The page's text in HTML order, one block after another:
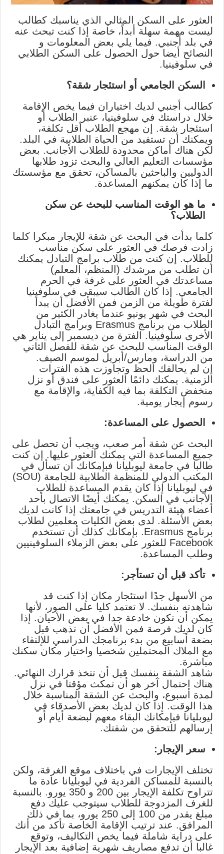
العثور على السكن المثالي الذي يناسبك كطالب
ليست مهمة سهلة أبداً، خاصة إذا كنت تبحث عنه
في بلد أجنبي. فيما يلي بعض المعلومات و
النصائح أيضا حول الحصول على السكن الطلابي
في سلوفينيا.
السكن الجامعي أو استئجار شقة؟
كطالب أجنبي لديك اختياران فيما يخص الإقامة
خلال دراستك في سلوفينيا، عنبر الطلاب أو
استئجار شقة. إن مهجع الطلاب أقل تكلفة،
ويمكنك أن تستفيد من الحياة الطلابية في البلد.
لكن هناك أماكن محدودة للطلاب الأجانب. بعض
مؤسسات التعليم العالي والبحث تزود طلابها
الدوليين والباحثين بالمساكن، تحقق مع مؤسستك
ما إذا كان يمكنهم المساعدة.
ما هو الوقت المناسب للبحث عن سكن
الطلاب؟
كلما بدأت في البحث عن شقة للإيجار مبكرا كلما
زادت فرصك في العثور على سكن مناسب
للطلاب. إن كنت من طلاب برامج التبادل يمكنك
أن تطلب من مرشدك (المنظم، المعلم)
مساعدتك في العثور على غرفة في الحرم
الجامعي. إذا كان الطالب سيبقى في سلوفينيا
لفترة طويلة من الزمن فمن الأفضل أن يبدأ
البحث في شهر يونيو عندما يغادر الكثير من
الطلاب من برنامج Erasmus وبرامج التبادل
الأخرى سلوفينيا. الفترة من ديسمبر إلى يناير هي
الوقت المناسب للبحث عن شقة للفصل الثاني
من الدراسة، ومارس/أبريل لموسم الصيف.
إن لم يحالفك الحظ وتجاوزت هذه الفترات
الزمنية. يمكنك دائمًا العثور على فندق أو نزل
منخفض التكلفة بما فيه الكفاية، والإقامة مع
رسوم إيجار يومية.
الحصول على المساعدة:
البحث عن شقة أمر صعب، ويجب أن تحصل على
جميع المساعدة التي يمكنك العثور عليها. إن كنت
طالبا في جامعة ليوبليانا فبإمكانك أن تسأل في
المكتب الدولي للمنظمة الطلابية للجامعة (SOU)
في ليوبليانا إذا كان يقدم المساعدة للطلاب
الأجانب في السكن. يمكنك أيضًا الاتصال بأحد
أعضاء هيئة التدريس في جامعتك إذا كانت لديك
بعض الأسئلة. لدى بعض الكليات معلمين لطلاب
برنامج Erasmus. بإمكانك كذلك أن تستخدم
Facebook للعثور على بعض الزملاء السلوفينيين
وطلب المساعدة.
تأكد قبل أن تستأجر:
من الأسهل جدًا استئجار مكان إذا كنت قد
شاهدته بنفسك. لا تعتمد كليا على الصور، لأنها
يمكن أن تكون خادعة جدا في بعض الأحيان. إذا
كان لديك فرصة فمن الأفضل أن تذهب قبل
بضعة أسابيع من بدء برنامجك الدراسي للإلتقاء
مع الملاك المحتملين شخصيا واختيار مكان سكنك
مباشرة.
شاهد الشقة بنفسك قبل أن تتخذ قرارك النهائي.
هناك احتمال آخر هو أن تمكث مؤقتا في نزل
لمدة أسبوع، والبحث عن الشقة المناسبة خلال
هذا الوقت. إذا كان لديك بعض الأصدقاء في
ليوبليانا فبإمكانك البقاء معهم لبضعة أيام أو
إرسالهم للتحقق من شقتك.
سعر الإيجار:
تختلف الإيجارات في باختلاف موقع الغرفة، ولكن
بالنسبة للمساكن الفردية في ليوبليانا عادة ما
تتراوح تكلفة الإيجار بين 200 و 350 يورو. بالنسبة
للغرف المزدوجة للطلاب سيتوجب عليك دفع
مبلغ يقدر من 100 إلى 250 يورو، بما في ذلك
المرافق. عند ترتيب الإقامة الخاصة تأكد من أنك
على دراية شاملة فيما يخص التكاليف، وتوقع
غالبا أن تدفع مصاريف شهرية إضافية بعد الإيجار